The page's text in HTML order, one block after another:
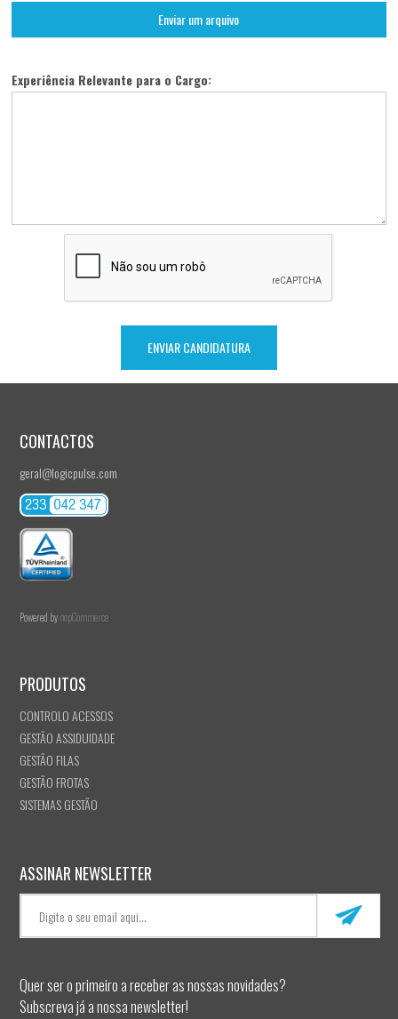
Enviar um arquivo
Experiência Relevante para o Cargo:
CONTACTOS
geral@logicpulse.com
Powered bynopCommerce
PRODUTOS
CONTROLO ACESSOS
GESTÃO ASSIDUIDADE
GESTÃO FILAS
GESTÃO FROTAS
SISTEMAS GESTÃO
ASSINAR NEWSLETTER
Quer ser o primeiro a receber as nossas novidades?
Subscreva já a nossa newsletter!